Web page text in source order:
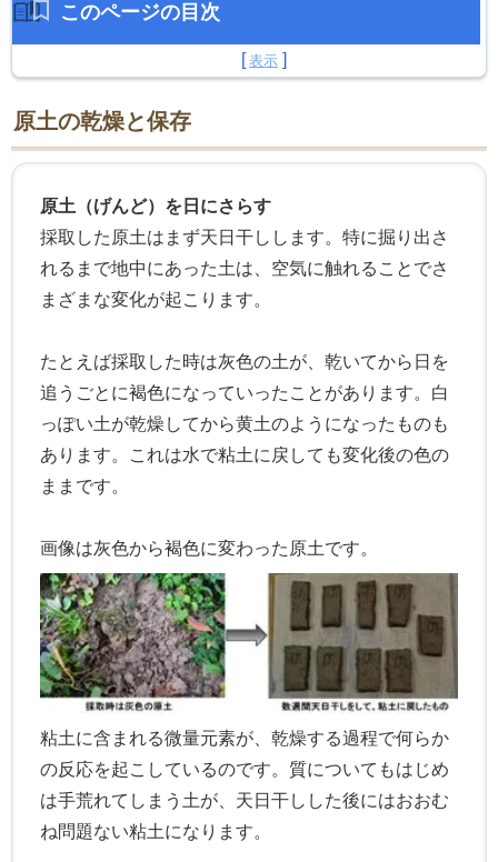
このページの目次
原土の乾燥と保存
原土の乾燥と保存
原土（げんど）を日にさらす
採取した原土はまず天日干しします。特に掘り出さ
れるまで地中にあった土は、空気に触れることでさ
まざまな変化が起こります。
たとえば採取した時は灰色の土が、乾いてから日を
追うごとに褐色になっていったことがあります。白
っぽい土が乾燥してから黄土のようになったものも
あります。これは水で粘土に戻しても変化後の色の
ままです。
画像は灰色から褐色に変わった原土です。
粘土に含まれる微量元素が、乾燥する過程で何らか
の反応を起こしているのです。質についてもはじめ
は手荒れてしまう土が、天日干しした後にはおおむ
ね問題ない粘土になります。